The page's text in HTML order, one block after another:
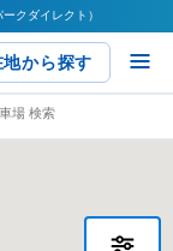
クダイレクト）
地から探す
場 検索